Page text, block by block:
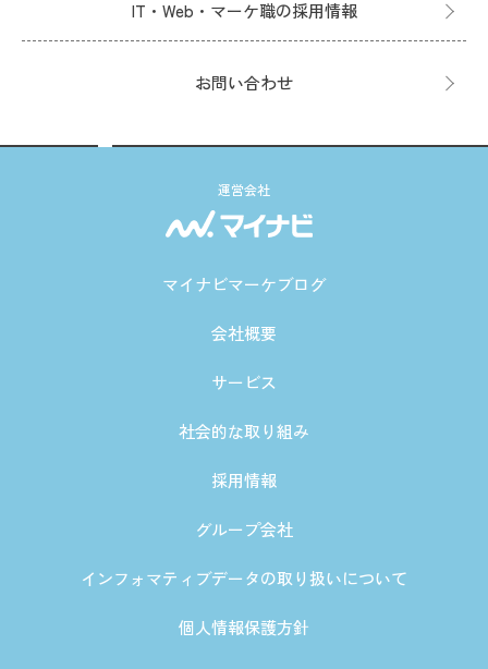
IT・Web・マーケ職の採用情報
お問い合わせ
運営会社
マイナビマーケブログ
会社概要
サービス
社会的な取り組み
採用情報
グループ会社
インフォマティブデータの取り扱いについて
個人情報保護方針